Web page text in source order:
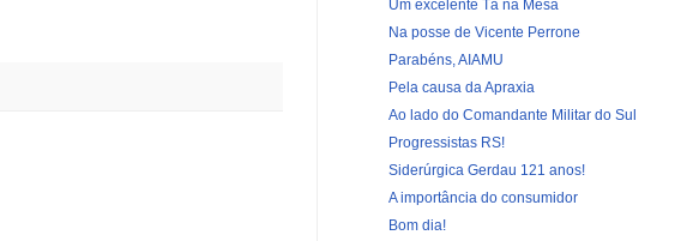
Um excelente Tá na Mesa
Na posse de Vicente Perrone
Parabéns, AIAMU
Pela causa da Apraxia
Ao lado do Comandante Militar do Sul
Progressistas RS!
Siderúrgica Gerdau 121 anos!
A importância do consumidor
Bom dia!